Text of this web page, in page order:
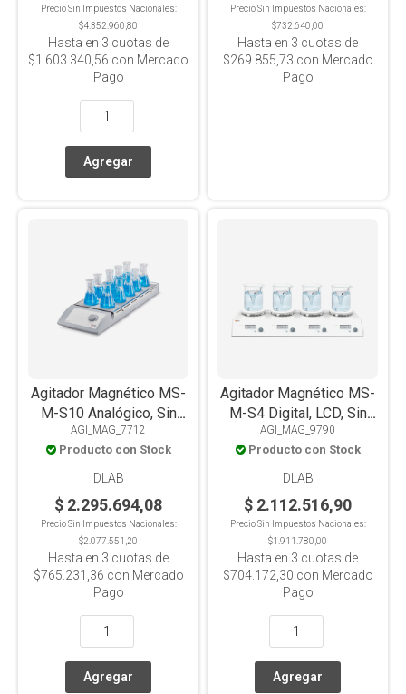
Precio Sin Impuestos Nacionales:
$4.352.960,80
Hasta en 3 cuotas de
$1.603.340,56 con Mercado
Pago
Precio Sin Impuestos Nacionales:
$732.640,00
Hasta en 3 cuotas de
$269.855,73 con Mercado
Pago
Agitador Magnético MS-
M-S10 Analógico, Sin
Calefacción, Placa Acero
Inox+Silicona, 10
Posiciones x0.4L c/u
AGI_MAG_7712
Producto con Stock
DLAB
$ 2.295.694,08
Precio Sin Impuestos Nacionales:
$2.077.551,20
Hasta en 3 cuotas de
$765.231,36 con Mercado
Pago
Agitador Magnético MS-
M-S4 Digital, LCD, Sin
Calefacción, Placa Acero
Inox+Cerámica, 4
Posiciones x 3L c/u
AGI_MAG_9790
Producto con Stock
DLAB
$ 2.112.516,90
Precio Sin Impuestos Nacionales:
$1.911.780,00
Hasta en 3 cuotas de
$704.172,30 con Mercado
Pago